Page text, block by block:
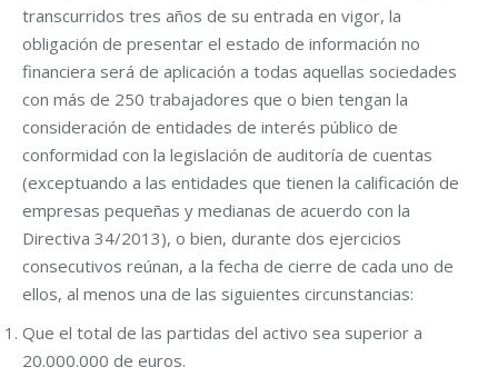
transcurridos tres años de su entrada en vigor, la
obligación de presentar el estado de información no
financiera será de aplicación a todas aquellas sociedades
con más de 250 trabajadores que o bien tengan la
consideración de entidades de interés público de
conformidad con la legislación de auditoría de cuentas
(exceptuando a las entidades que tienen la calificación de
empresas pequeñas y medianas de acuerdo con la
Directiva 34/2013), o bien, durante dos ejercicios
consecutivos reúnan, a la fecha de cierre de cada uno de
ellos, al menos una de las siguientes circunstancias:
Que el total de las partidas del activo sea superior a
20.000.000 de euros.